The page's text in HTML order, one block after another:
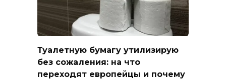
Туалетную бумагу утилизирую
без сожаления: на что
переходят европейцы и почему